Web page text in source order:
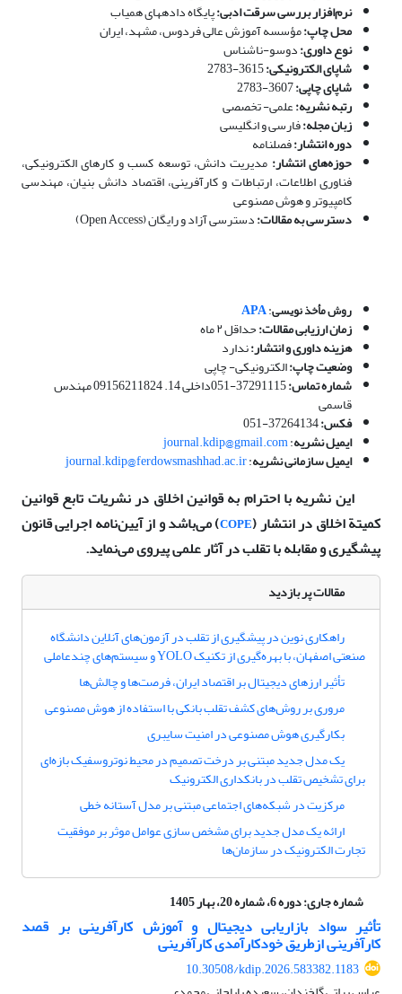
نرم‌افزار بررسی سرقت ادبی:پایگاه داده­های همیاب
محل چاپ:مؤسسه آموزش عالی فردوس، مشهد، ایران
نوع داوری:دوسو-ناشناس
شاپای الکترونیکی:3615-2783
شاپای چاپی:3607-2783
رتبه نشریه:علمی- تخصصی
زبان مجله:فارسی و انگلیسی
دوره انتشار:فصلنامه
حوزه‌های انتشار: مدیریت دانش، توسعه کسب و کارهای الکترونیکی،
فناوری اطلاعات، ارتباطات و کارآفرینی، اقتصاد دانش بنیان، مهندسی
کامپیوتر و هوش مصنوعی
دسترسی به مقالات:دسترسی آزاد و رایگان (Open Access)
روش مأخذ نویسی:
APA
زمان ارزیابی مقالات:حداقل ۲ ماه
هزینه داوری و انتشار:ندارد
وضعیت چاپ:الکترونیکی- چاپی
شماره تماس: 37291115-051داخلی 14. 09156211824 مهندس
قاسمی
فکس:37264134-051
ایمیل نشریه:
journal.kdip@gmail.com
ایمیل سازمانی نشریه:
journal.kdip@ferdowsmashhad.ac.ir
این نشریه با احترام به قوانین اخلاق در نشریات تابع قوانین
کمیتة اخلاق در انتشار (COPE) می‌باشد و از آیین‌نامه اجرایی قانون
پیشگیری و مقابله با تقلب در آثار علمی پیروی می‌نماید.
مقالات پر بازدید
راهکاری نوین در پیشگیری از تقلب در آزمون‌های آنلاین دانشگاه
صنعتی اصفهان، با بهره‌گیری از تکنیک YOLO و سیستم‌های چندعاملی
تأثیر ارزهای دیجیتال بر اقتصاد ایران، فرصت‌ها و چالش‌ها
مروری بر روش‌های کشف تقلب بانکی با استفاده از هوش مصنوعی
بکارگیری هوش مصنوعی در امنیت سایبری
یک مدل جدید مبتنی بر درخت تصمیم در محیط نوتروسفیک بازه‌ای
برای تشخیص تقلب در بانکداری الکترونیک
مرکزیت در شبکه‌های اجتماعی مبتنی بر مدل آستانه خطی
ارائه یک مدل جدید برای مشخص سازی عوامل موثر بر موفقیت
تجارت الکترونیک در سازمان‌ها
شماره جاری:دوره 6، شماره 20، بهار 1405
تأثیر سواد بازاریابی دیجیتال و آموزش کارآفرینی بر قصد
کارآفرینی ازطریق خودکارآمدی کارآفرینی
10.30508/kdip.2026.583382.1183